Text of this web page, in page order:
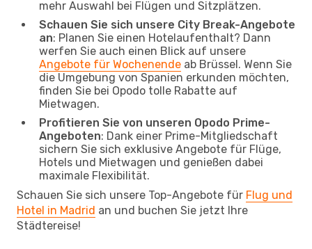
mehr Auswahl bei Flügen und Sitzplätzen.
Schauen Sie sich unsere City Break-Angebote
an: Planen Sie einen Hotelaufenthalt? Dann
werfen Sie auch einen Blick auf unsere
Angebote für Wochenende ab Brüssel. Wenn Sie
die Umgebung von Spanien erkunden möchten,
finden Sie bei Opodo tolle Rabatte auf
Mietwagen.
Profitieren Sie von unseren Opodo Prime-
Angeboten: Dank einer Prime-Mitgliedschaft
sichern Sie sich exklusive Angebote für Flüge,
Hotels und Mietwagen und genießen dabei
maximale Flexibilität.
Schauen Sie sich unsere Top-Angebote für Flug und
Hotel in Madrid an und buchen Sie jetzt Ihre
Städtereise!